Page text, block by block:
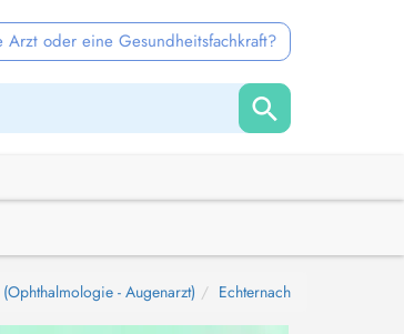
Arzt oder eine Gesundheitsfachkraft?
- Augenarzt) Echternach